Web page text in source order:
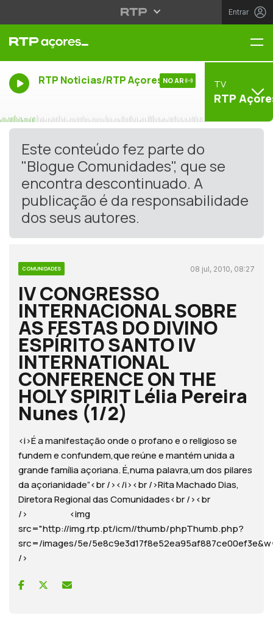
Entrar
RTP Noticias/RTP Açores NO AR TV
RTP
Este conteúdo fez parte do
"Blogue Comunidades", que se
encontra descontinuado. A
publicação é da responsabilidade
dos seus autores.
COMUNIDADES 08 jul, 2010, 08:27
IV CONGRESSO
INTERNACIONAL SOBRE
AS FESTAS DO DIVINO
ESPÍRITO SANTO IV
INTERNATIONAL
CONFERENCE ON THE
HOLY SPIRIT Lélia Pereira
Nunes (1/2)
<i>É a manifestação onde o profano e o religioso se
fundem e confundem,que reúne e mantém unida a
grande família açoriana. É,numa palavra,um dos pilares
da açorianidade”<br /></i><br />Rita Machado Dias,
Diretora Regional das Comunidades<br /><br
/> <img
src="http://img.rtp.pt/icm//thumb/phpThumb.php?
src=/images/5e/
/>